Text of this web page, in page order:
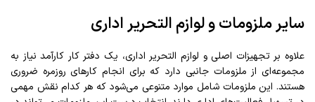
سایر ملزومات و لوازم التحریر اداری
علاوه بر تجهیزات اصلی و لوازم التحریر اداری، یک دفتر کار کارآمد نیاز به
مجموعه‌ای از ملزومات جانبی دارد که برای انجام کارهای روزمره ضروری
هستند. این ملزومات شامل موارد متنوعی می‌شود که هر کدام نقش مهمی